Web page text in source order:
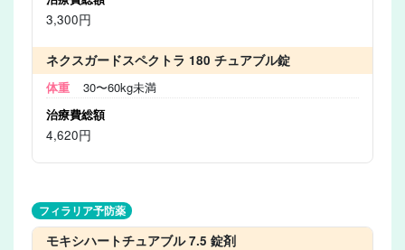
3,300円
ネクスガードスペクトラ 180 チュアブル錠
30〜60kg未満
4,620円
フィラリア予防薬
モキシハートチュアブル 7.5 錠剤